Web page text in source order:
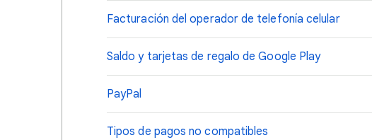
Facturación del operador de telefonía celular
Saldo y tarjetas de regalo de Google Play
PayPal
Tipos de pagos no compatibles